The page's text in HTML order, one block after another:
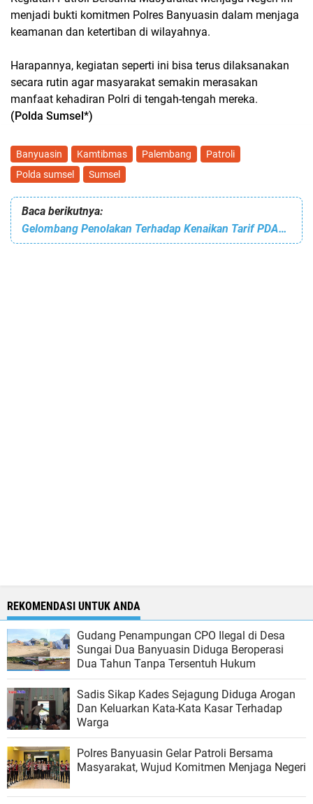
menjadi bukti komitmen Polres Banyuasin dalam menjaga
keamanan dan ketertiban di wilayahnya.
Harapannya, kegiatan seperti ini bisa terus dilaksanakan
secara rutin agar masyarakat semakin merasakan
manfaat kehadiran Polri di tengah-tengah mereka.
(Polda Sumsel*)
Banyuasin Kamtibmas Palembang
Patroli
Polda sumsel
Sumsel
Baca berikutnya:
Gelombang Penolakan Terhadap Kenaikan Tarif PDAM Tirta Raja Terus Menguat
REKOMENDASI UNTUK ANDA
Gudang Penampungan CPO Ilegal di Desa
Sungai Dua Banyuasin Diduga Beroperasi
Dua Tahun Tanpa Tersentuh Hukum
Sadis Sikap Kades Sejagung Diduga Arogan
Dan Keluarkan Kata-Kata Kasar Terhadap
Warga
Polres Banyuasin Gelar Patroli Bersama
Masyarakat, Wujud Komitmen Menjaga Negeri